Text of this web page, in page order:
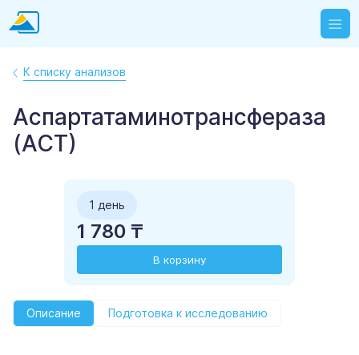
К списку анализов
Аспартатаминотрансфераза
(АСТ)
1 день
1 780 ₸
В корзину
Описание Подготовка к исследованию